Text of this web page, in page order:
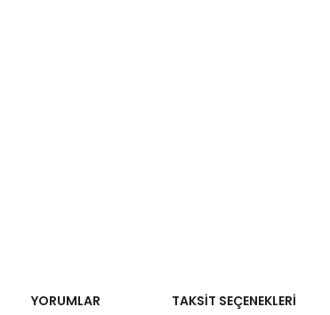
YORUMLAR TAKSIT SEÇENEKLERI